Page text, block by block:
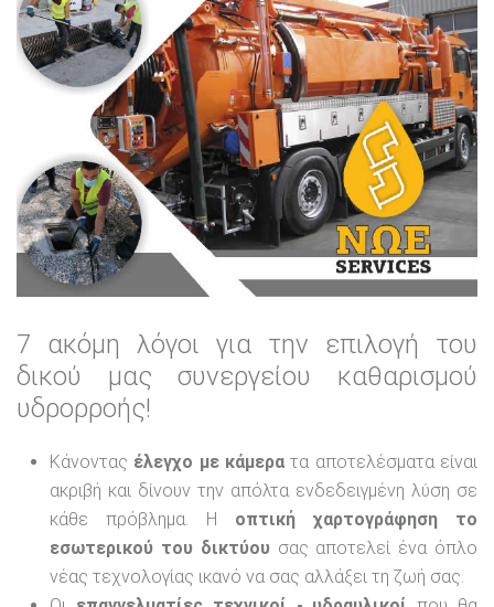
7 ακόμη λόγοι για την επιλογή του
δικού μας συνεργείου καθαρισμού
υδρορροής!
Κάνοντας έλεγχο με κάμερα τα αποτελέσματα είναι
ακριβή και δίνουν την απόλτα ενδεδειγμένη λύση σε
κάθε πρόβλημα. Η οπτική χαρτογράφηση το
εσωτερικού του δικτύουσας αποτελεί ένα όπλο
νέας τεχνολογίας ικανό να σας αλλάξει τη ζωή σας.